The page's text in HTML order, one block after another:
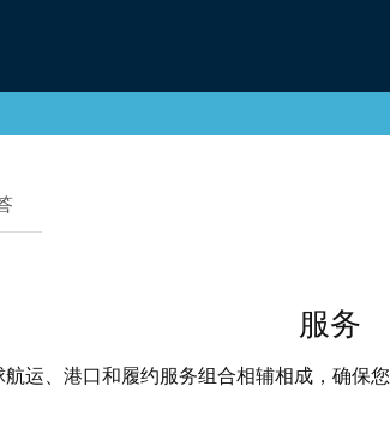
服务
运、港口和履约服务组合相辅相成，确保